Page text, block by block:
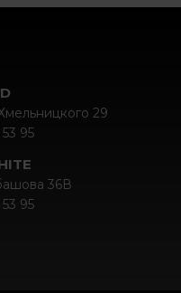
29
95
36В
95